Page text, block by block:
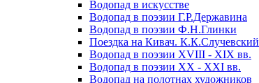
Водопад в искусстве
Водопад в поэзии Г.Р.Державина
Водопад в поэзии Ф.Н.Глинки
Поездка на Кивач. К.К.Случевский
Водопад в поэзии XVIII - XIX вв.
Водопад в поэзии XX - XXI вв.
Водопад на полотнах художников